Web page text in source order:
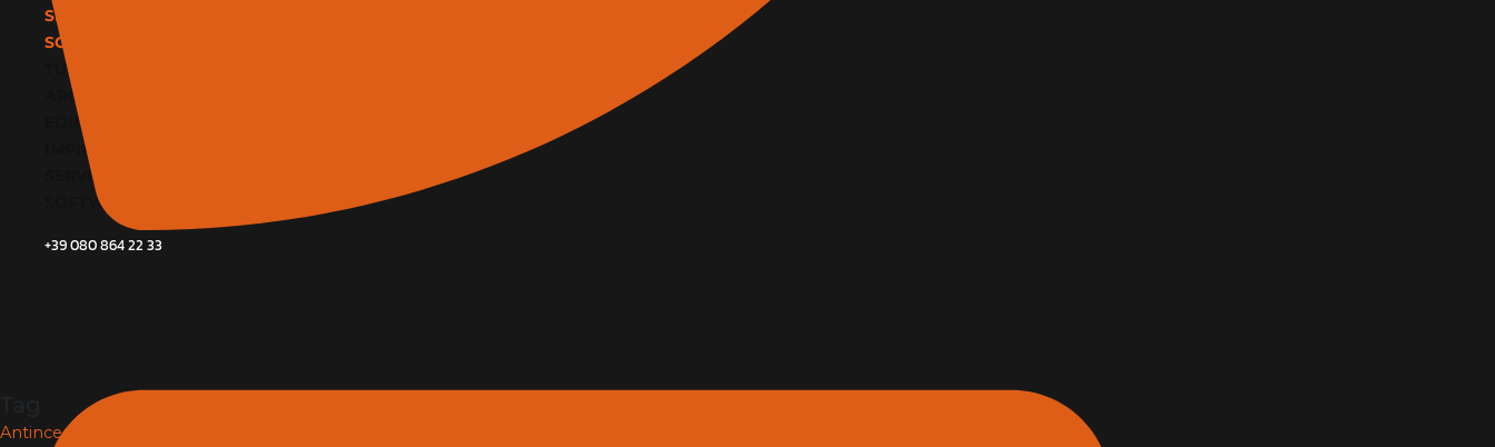
+39 080 864 22 33
SERVIZI
SOFTWARE E BIM
TUTTE LE CATEGORIE
ARCHITETTURA E DESIGN
EDILIZIA E MATERIALI
IMPIANTI E CLIMATIZZAZIONE
SERVIZI
SOFTWARE E BIM
Antincendio e Sicurezza